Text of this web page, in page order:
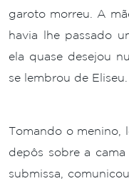
garoto morreu. A
havia lhe passado
ela quase desejou
se lembrou de Eliseu.
Tomando o menino,
depôs sobre a
submissa,